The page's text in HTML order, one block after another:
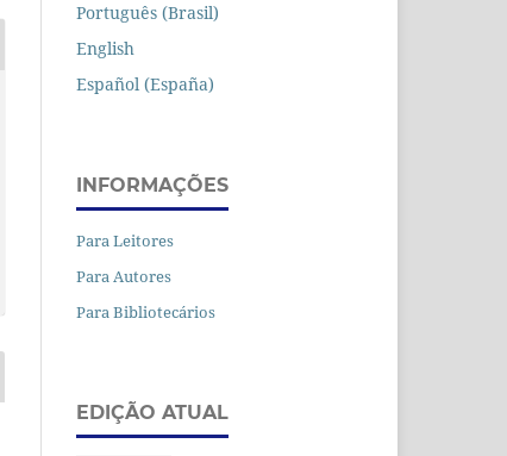
Português (Brasil)
English
Español (España)
INFORMAÇÕES
Para Leitores
Para Autores
Para Bibliotecários
EDIÇÃO ATUAL